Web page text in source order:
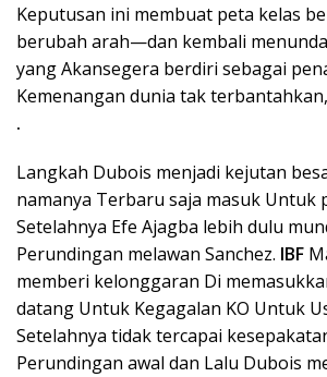
Keputusan ini membuat peta kelas
berubah arah—dan kembali
yang Akansegera berdiri sebagai
Kemenangan dunia tak terbantahkan,
.
Langkah Dubois menjadi kejutan
namanya Terbaru saja masuk Untuk
Setelahnya Efe Ajagba lebih dulu
Perundingan melawan Sanchez. IBF
memberi kelonggaran Di
datang Untuk Kegagalan KO Untuk
Setelahnya tidak tercapai
Perundingan awal dan Lalu Dubois